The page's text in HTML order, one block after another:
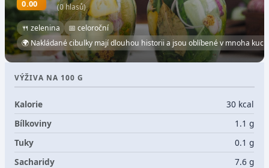
0.00 (0 hlasů)
🍴 zelenina
📅 celoroční
🌍 Nakládané cibulky mají dlouhou historii a jsou oblíbené v mnoha
VÝŽIVA NA 100 G
Kalorie
30 kcal
Bílkoviny
1.1 g
Tuky
0.1 g
Sacharidy
7.6 g